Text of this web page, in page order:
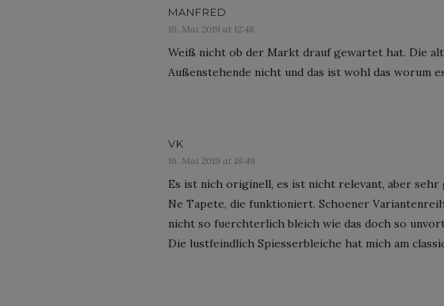
MANFRED
16. Mai 2019 at 12:48
Weiß nicht ob der Markt drauf gewartet hat. Die
Außenstehende nicht und das ist wohl das worum
VK
16. Mai 2019 at 18:49
Es ist nich originell, es ist nicht relevant, aber sehr
Ne Tapete, die funktioniert. Schoener
nicht so fuerchterlich bleich wie das doch so
Die lustfeindlich Spiesserbleiche hat mich am